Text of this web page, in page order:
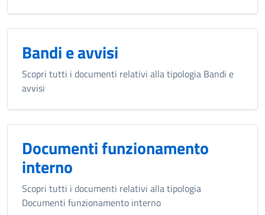
Bandi e avvisi
Scopri tutti i documenti relativi alla tipologia Bandi e
avvisi
Documenti funzionamento
interno
Scopri tutti i documenti relativi alla tipologia
Documenti funzionamento interno